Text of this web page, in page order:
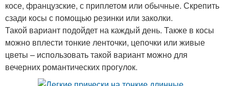
косе, французские, с приплетом или обычные. Скрепить
сзади косы с помощью резинки или заколки.
Такой вариант подойдет на каждый день. Также в косы
можно вплести тонкие ленточки, цепочки или живые
цветы – использовать такой вариант можно для
вечерних романтических прогулок.